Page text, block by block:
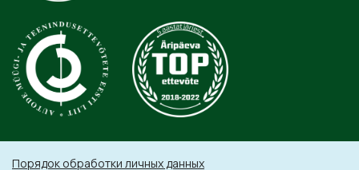
Порядок обработки личных данных